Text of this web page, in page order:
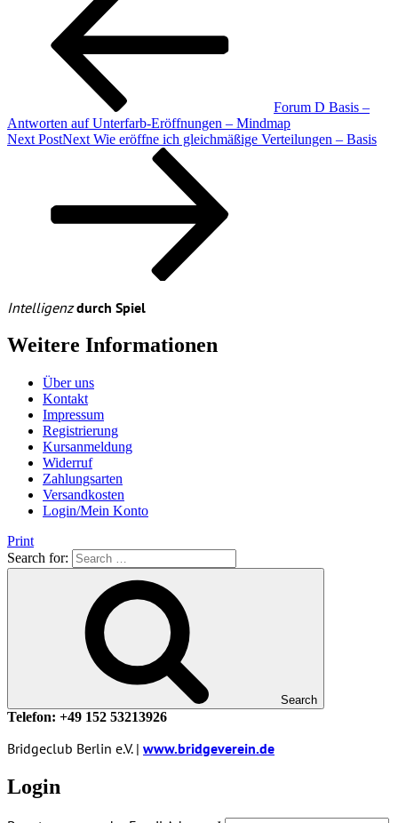
Forum D Basis –
Antworten auf Unterfarb-Eröffnungen – Mindmap
Next PostNext Wie eröffne ich gleichmäßige Verteilungen – Basis
Intelligenzdurch Spiel
Weitere Informationen
Über uns
Kontakt
Impressum
Registrierung
Kursanmeldung
Widerruf
Zahlungsarten
Versandkosten
Login/Mein Konto
Print
Search for:
Search
Telefon: +49 152 53213926
Bridgeclub Berlin e.V. | www.bridgeverein.de
Login